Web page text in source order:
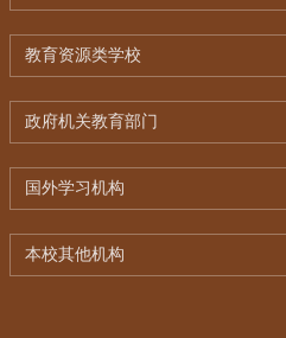
教育资源类学校
政府机关教育部门
国外学习机构
本校其他机构